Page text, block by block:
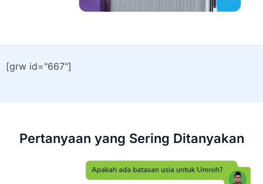
[grw id="667"]
Pertanyaan yang Sering Ditanyakan